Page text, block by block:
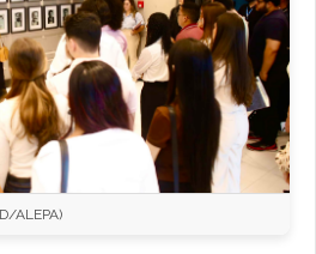
ALEPA)